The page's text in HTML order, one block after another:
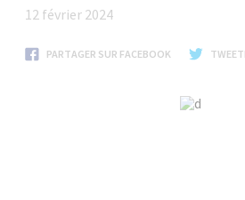
12 février 2024
PARTAGER SUR FACEBOOK